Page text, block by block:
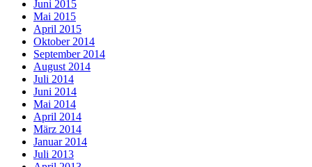
Juni 2015
Mai 2015
April 2015
Oktober 2014
September 2014
August 2014
Juli 2014
Juni 2014
Mai 2014
April 2014
März 2014
Januar 2014
Juli 2013